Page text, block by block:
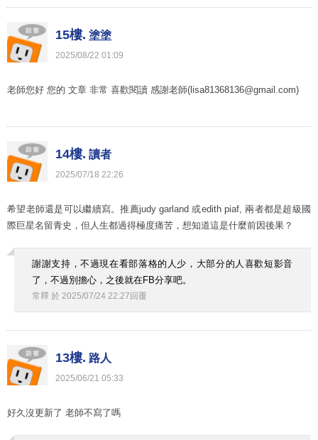
15樓. 塗塗
2025/08/22 01:09
老師您好 您的 文章 非常 喜歡閱讀 感謝老師(lisa81368136@gmail.com)
14樓. 讀者
2025/07/18 22:26
希望老師還是可以繼續寫。推薦judy garland 或edith piaf, 兩者都是超級國
際巨星名留青史，但人生都過得極度痛苦，想知道這是什麼前因後果？
謝謝支持，不過現在看部落格的人少，大部分的人喜歡短影音
了，不過別擔心，之後就在FB分享吧。
常釋 於 2025/07/24 22:27 回覆
13樓. 路人
2025/06/21 05:33
好久沒更新了 老師不寫了嗎